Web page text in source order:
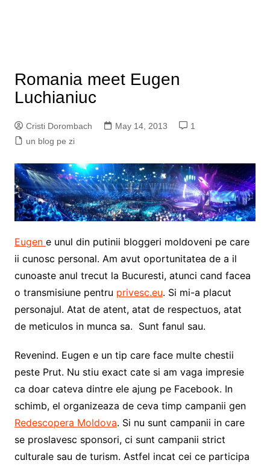
Romania meet Eugen
Luchianiuc
Cristi Dorombach May 14, 2013
1
un blog pe zi
Eugen e unul din putinii bloggeri moldoveni pe care
ii cunosc personal. Am avut oportunitatea de a il
cunoaste anul trecut la Bucuresti, atunci cand facea
o transmisiune pentru privesc.eu. Si mi-a placut
personajul. Atat de atent, atat de respectuos, atat
de meticulos in munca sa. Sunt fanul sau.
Revenind. Eugen e un tip care face multe chestii
peste Prut. Nu stiu exact cate si am vaga impresie
ca doar cateva dintre ele ajung pe Facebook. In
schimb, el organizeaza de ceva timp campanii gen
Redescopera Moldova. Si nu sunt campanii in care
se proslavesc sponsori, ci sunt campanii strict
culturale sau de turism. Astfel incat cei ce participa